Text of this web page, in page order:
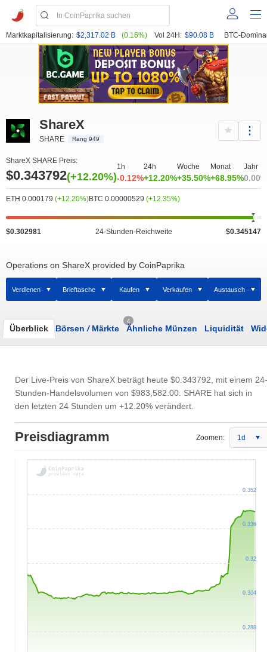
Marktkapitalisierung: $2,317.02 B (0.16%) Vol 24H: $90.08 B BTC-
ShareX
SHARE Rang 949
ShareX SHARE Preis:
$0.343792(+12.20%)
1h
-0.12%
24h
+12.20%
Woche
+35.50%
Monat
+68.95%
Jahr
0.00%
ETH 0.000179 (+12.20%)BTC 0.00000529 (+12.35%)
$0.302981 24-Stunden-Reichweite $0.345147
Operations on ShareX provided by CoinPaprika
Verdienen Brieftasche Kaufen Verkaufen Austausch
Überblick Börsen /Märkte
4
Ähnliche Münzen Liquidität
Der Live-Preis von ShareX beträgt heute $0.343792 , mit einem 24-
Stunden-Handelsvolumen von $983,582.00 . SHARE hat sich in
den letzten 24 Stunden um +12.20% verändert.
Preisdiagramm Zoomen: 1d
0.288
0.304
0.32
0.336
0.352